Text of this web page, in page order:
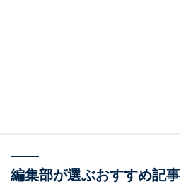
編集部が選ぶおすすめ記事